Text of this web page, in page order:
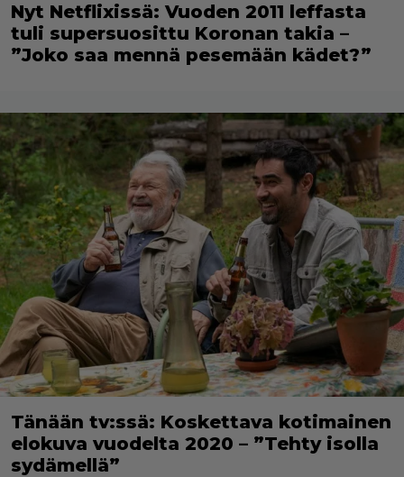
Nyt Netflixissä: Vuoden 2011 leffasta
tuli supersuosittu Koronan takia –
”Joko saa mennä pesemään kädet?”
Tänään tv:ssä: Koskettava kotimainen
elokuva vuodelta 2020 – ”Tehty isolla
sydämellä”